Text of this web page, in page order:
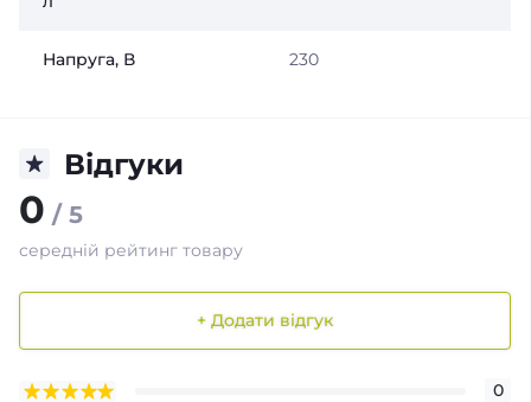
Напруга, В 230
Відгуки
0 / 5
середній рейтинг товару
+ Додати відгук
0